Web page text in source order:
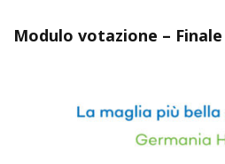
Modulo votazione – Finale